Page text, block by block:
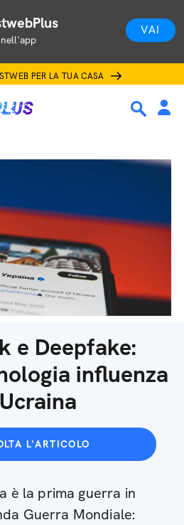
VAI
PER LA TUA CASA
e Deepfake:
influenza
L'ARTICOLO
è la prima guerra in
Guerra Mondiale: